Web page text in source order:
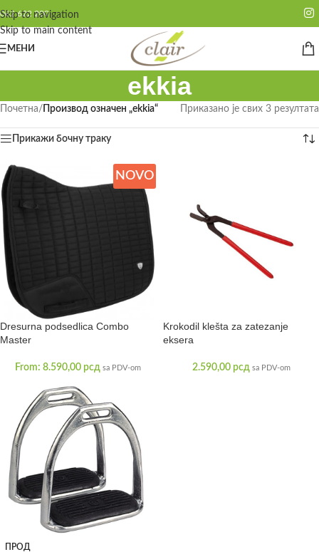
Skip to navigation
Skip to main content
062 622 200
МЕНИ
ekkia
Почетна/ Производ oзначен „ekkia“ Приказано је свих 3 резултата
Прикажи бочну траку
NOVO
Dresurna podsedlica Combo
Master
From: 8.590,00 рсд sa PDV-om
Krokodil klešta za zatezanje
eksera
2.590,00 рсд sa PDV-om
ПРОД